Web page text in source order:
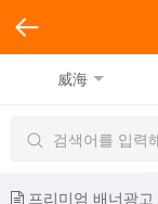
威海
프리미엄 배너광고